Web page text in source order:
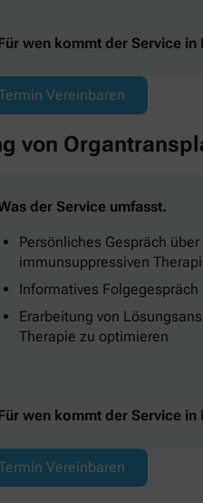
wen kommt der Service in
Vereinbaren
von
der Service umfasst.
Persönliches Gespräch
immunsuppressiven
Informatives
Erarbeitung von
Therapie zu optimieren
wen kommt der Service in
Vereinbaren